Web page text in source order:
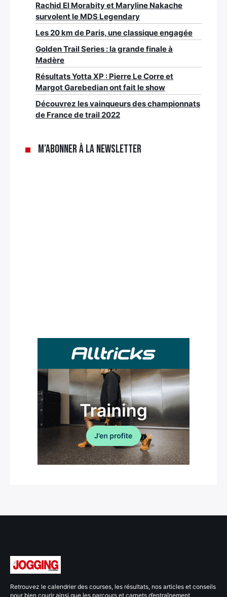
Rachid El Morabity et Maryline Nakache
survolent le MDS Legendary
Les 20 km de Paris, une classique engagée
Golden Trail Series : la grande finale à
Madère
Résultats Yotta XP : Pierre Le Corre et
Margot Garebedian ont fait le show
Découvrez les vainqueurs des championnats
de France de trail 2022
M’abonner à la newsletter
Retrouvez le calendrier des courses, les résultats, nos articles et conseils
pour bien courir ainsi que les parcours et carnets d’entraînement.